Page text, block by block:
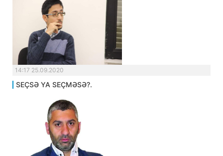
14:17 25.09.2020
SEÇSƏ YA SEÇMƏSƏ?.